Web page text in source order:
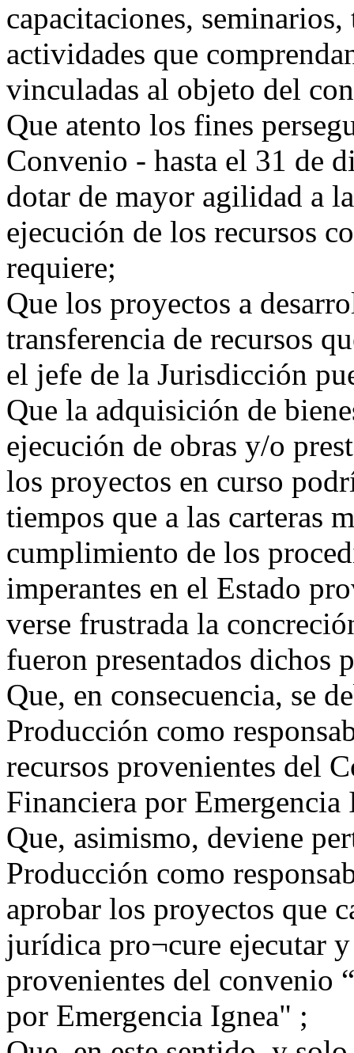
capacitaciones,
actividades que
vinculadas al objeto del
Que atento los fines
Convenio - hasta el 31 de
dotar de mayor agilidad a
ejecución de los recursos
requiere;
Que los proyectos a
transferencia de recursos
el jefe de la Jurisdicción
Que la adquisición de
ejecución de obras y/o
los proyectos en curso
tiempos que a las carteras
cumplimiento de los
imperantes en el Estado
verse frustrada la
fueron presentados dichos
Que, en consecuencia, se
Producción como
recursos provenientes del
Financiera por Emergencia
Que, asimismo, deviene
Producción como
aprobar los proyectos que
jurídica pro¬cure ejecutar
provenientes del convenio
por Emergencia Ignea" ;